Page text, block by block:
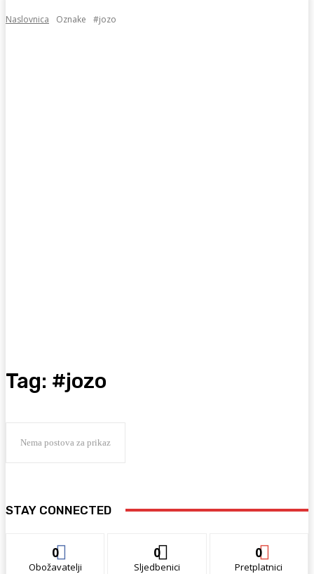
Naslovnica Oznake #jozo
Tag: #jozo
Nema postova za prikaz
STAY CONNECTED
0
Obožavatelji
0
Sljedbenici
0
Pretplatnici